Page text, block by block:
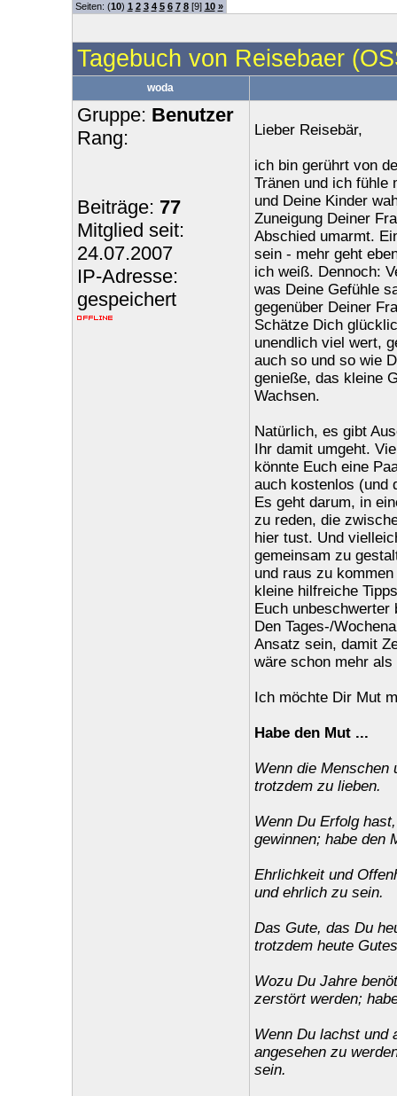
Seiten: (10) 1 2 3 4 5 6 7 8[9] 10 »
Tagebuch von Reisebaer
woda
Gruppe: Benutzer
Rang:
Beiträge: 77
Mitglied seit:
24.07.2007
IP-Adresse:
gespeichert
Lieber Reisebär,
ich bin gerührt von
Tränen und ich fühle
und Deine Kinder
Zuneigung Deiner
Abschied umarmt.
sein - mehr geht
ich weiß. Dennoch:
was Deine Gefühle
gegenüber Deiner
Schätze Dich
unendlich viel wert,
auch so und so wie
genieße, das kleine
Wachsen.
Natürlich, es gibt
Ihr damit umgeht.
könnte Euch eine
auch kostenlos (und
Es geht darum, in
zu reden, die
hier tust. Und
gemeinsam zu
und raus zu
kleine hilfreiche
Euch unbeschwerter
Den Tages-/
Ansatz sein, damit
wäre schon mehr
Ich möchte Dir Mut
Habe den Mut ...
Wenn die Menschen
trotzdem zu lieben.
Wenn Du Erfolg
gewinnen; habe den
Ehrlichkeit und
und ehrlich zu sein.
Das Gute, das Du
trotzdem heute
Wozu Du Jahre
zerstört werden;
Wenn Du lachst und
angesehen zu
sein.